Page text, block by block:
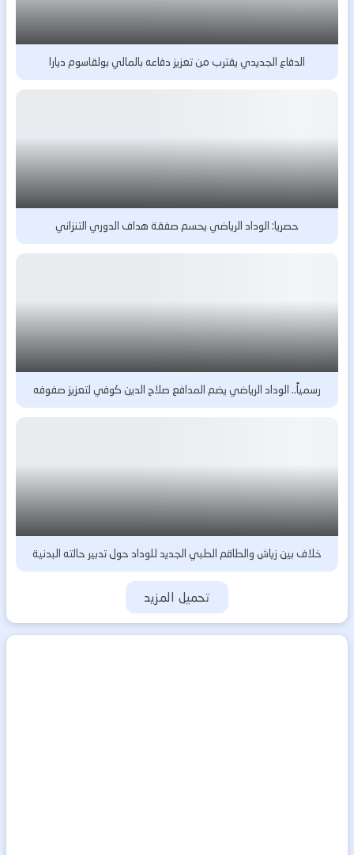
الدفاع الجديدي يقترب من تعزيز دفاعه بالمالي بولقاسوم ديارا
حصريا: الوداد الرياضي يحسم صفقة هداف الدوري التنزاني
رسمياً.. الوداد الرياضي يضم المدافع صلاح الدين كوفي لتعزيز صفوفه
خلاف بين زياش والطاقم الطبي الجديد للوداد حول تدبير حالته البدنية
تحميل المزيد